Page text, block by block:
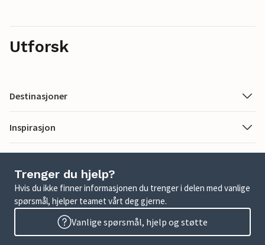
Utforsk
Destinasjoner
Inspirasjon
Trenger du hjelp?
Hvis du ikke finner informasjonen du trenger i delen med vanlige
spørsmål, hjelper teamet vårt deg gjerne.
Vanlige spørsmål, hjelp og støtte